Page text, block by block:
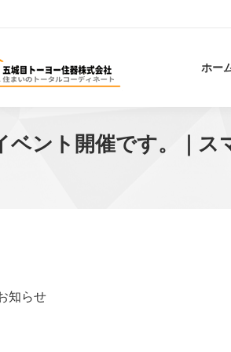
ホー
ベント開催です。｜ス
知らせ